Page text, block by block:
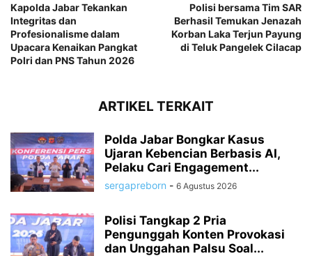
Kapolda Jabar Tekankan
Integritas dan
Profesionalisme dalam
Upacara Kenaikan Pangkat
Polri dan PNS Tahun 2026
Polisi bersama Tim SAR
Berhasil Temukan Jenazah
Korban Laka Terjun Payung
di Teluk Pangelek Cilacap
ARTIKEL TERKAIT
Polda Jabar Bongkar Kasus
Ujaran Kebencian Berbasis AI,
Pelaku Cari Engagement...
sergapreborn - 6 Agustus 2026
Polisi Tangkap 2 Pria
Pengunggah Konten Provokasi
dan Unggahan Palsu Soal...